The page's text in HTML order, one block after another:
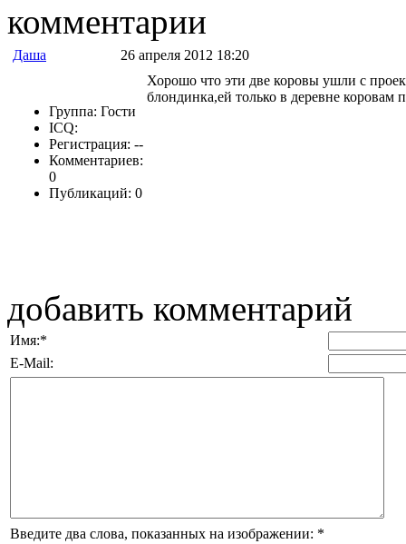
комментарии
Даша 26 апреля 2012 18:20
Группа: Гости
ICQ:
Регистрация: --
Комментариев:
0
Публикаций: 0
Хорошо что эти две коровы ушли с
блондинка,ей только в деревне коровам
добавить комментарий
Имя:*
E-Mail:
Введите два слова, показанных на изображении: *